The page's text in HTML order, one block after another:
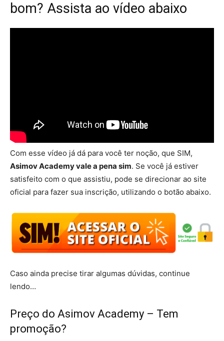
bom? Assista ao vídeo abaixo
Com esse vídeo já dá para você ter noção, que SIM,
Asimov Academy vale a pena sim. Se você já estiver
satisfeito com o que assistiu, pode se direcionar ao site
oficial para fazer sua inscrição, utilizando o botão abaixo.
Caso ainda precise tirar algumas dúvidas, continue
lendo…
Preço do Asimov Academy – Tem
promoção?